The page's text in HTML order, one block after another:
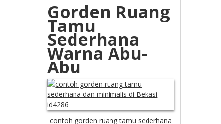
Gorden Ruang
Tamu
Sederhana
Warna Abu-
Abu
contoh gorden ruang tamu sederhana